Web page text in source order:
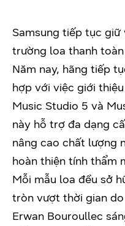
Samsung tiếp tục
trường loa thanh
Năm nay, hãng tiếp
hợp với việc giới
Music Studio 5 và
này hỗ trợ đa dạng
nâng cao chất lượng
hoàn thiện tính thẩm
Mỗi mẫu loa đều sở
tròn vượt thời gian
Erwan Bouroullec